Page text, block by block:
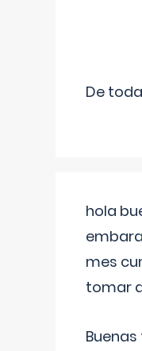
De
hola
mes
tomar